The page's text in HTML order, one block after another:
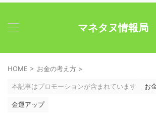
マネタヌ情報局
HOME > お金の考え方 >
本記事はプロモーションが含まれています お
金運アップ